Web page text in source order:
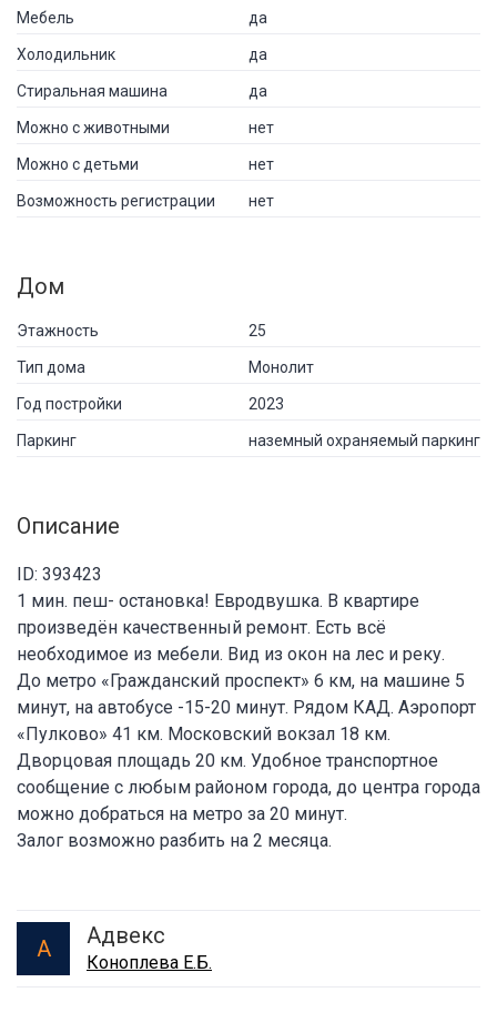
Мебель да
Холодильник да
Стиральная машина да
Можно с животными нет
Можно с детьми нет
Возможность регистрации нет
Дом
Этажность 25
Тип дома Монолит
Год постройки 2023
Паркинг наземный охраняемый паркинг
Описание
ID: 393423
1 мин. пеш- остановка! Евродвушка. В квартире
произведён качественный ремонт. Есть всё
необходимое из мебели. Вид из окон на лес и реку.
До метро «Гражданский проспект» 6 км, на машине 5
минут, на автобусе -15-20 минут. Рядом КАД. Аэропорт
«Пулково» 41 км. Московский вокзал 18 км.
Дворцовая площадь 20 км. Удобное транспортное
сообщение с любым районом города, до центра города
можно добраться на метро за 20 минут.
Залог возможно разбить на 2 месяца.
А Адвекс
Коноплева Е.Б.